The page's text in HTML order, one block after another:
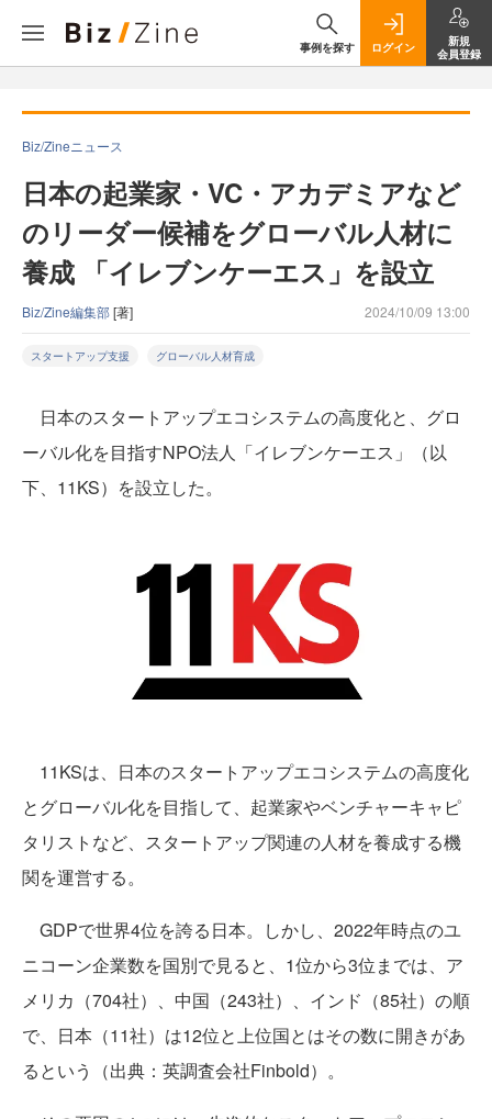
事例を探す ログイン
新規
会員登録
Biz/Zineニュース
日本の起業家・VC・アカデミアなど
のリーダー候補をグローバル人材に
養成 「イレブンケーエス」を設立
Biz/Zine編集部[著] 2024/10/09 13:00
スタートアップ支援 グローバル人材育成
日本のスタートアップエコシステムの高度化と、グロ
ーバル化を目指すNPO法人「イレブンケーエス」（以
下、11KS）を設立した。
11KSは、日本のスタートアップエコシステムの高度化
とグローバル化を目指して、起業家やベンチャーキャピ
タリストなど、スタートアップ関連の人材を養成する機
関を運営する。
GDPで世界4位を誇る日本。しかし、2022年時点のユ
ニコーン企業数を国別で見ると、1位から3位までは、ア
メリカ（704社）、中国（243社）、インド（85社）の順
で、日本（11社）は12位と上位国とはその数に開きがあ
るという（出典：英調査会社Finbold）。